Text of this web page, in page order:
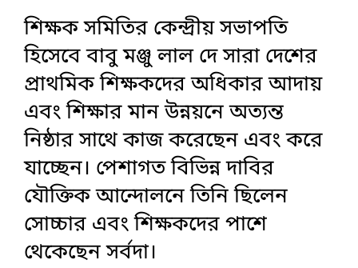
শিক্ষক সমিতির কেন্দ্রীয় সভাপতি
হিসেবে বাবু মঞ্জু লাল দে সারা দেশের
প্রাথমিক শিক্ষকদের অধিকার আদায়
এবং শিক্ষার মান উন্নয়নে অত্যন্ত
নিষ্ঠার সাথে কাজ করেছেন এবং করে
যাচ্ছেন। পেশাগত বিভিন্ন দাবির
যৌক্তিক আন্দোলনে তিনি ছিলেন
সোচ্চার এবং শিক্ষকদের পাশে
থেকেছেন সর্বদা।